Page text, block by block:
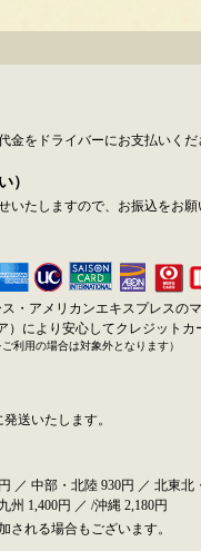
金をドライバーにお支払いくだ
）
いたしますので、お振込をお
・アメリカンエキスプレスの
により安心してクレジットカ
利用の場合は対象外となります）
送いたします。
／ 中部・北陸 930円 ／ 北東北
州 1,400円 ／ /沖縄 2,180円
される場合もございます。